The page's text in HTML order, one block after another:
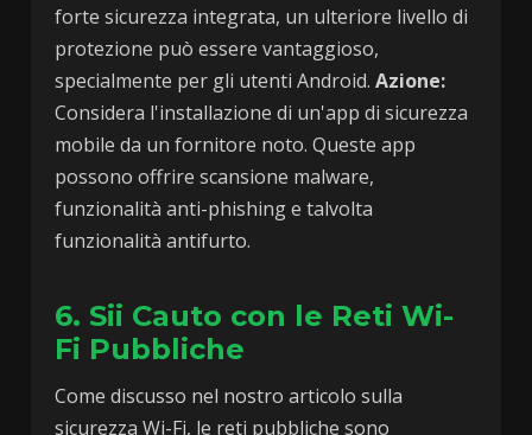
forte sicurezza integrata, un ulteriore livello di
protezione può essere vantaggioso,
specialmente per gli utenti Android.Azione:
Considera l'installazione di un'app di sicurezza
mobile da un fornitore noto. Queste app
possono offrire scansione malware,
funzionalità anti-phishing e talvolta
funzionalità antifurto.
6. Sii Cauto con le Reti Wi-
Fi Pubbliche
Come discusso nel nostro articolo sulla
sicurezza Wi-Fi, le reti pubbliche sono